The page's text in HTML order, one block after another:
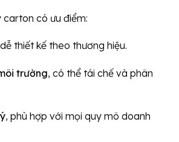
có ưu điểm:
thiết kế theo thương hiệu.
trường, có thể tái chế và phân
, phù hợp với mọi quy mô doanh